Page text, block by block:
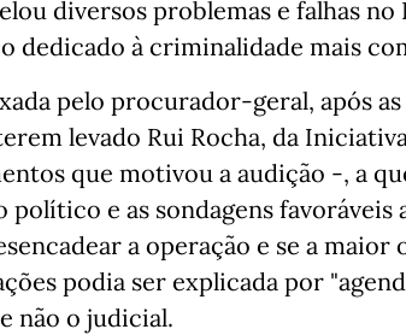
diversos problemas e falhas
dedicado à criminalidade mais
pelo procurador-geral, após
levado Rui Rocha, da
que motivou a audição -, a
e as sondagens favoráveis
a operação e se a
podia ser explicada por
não o judicial.